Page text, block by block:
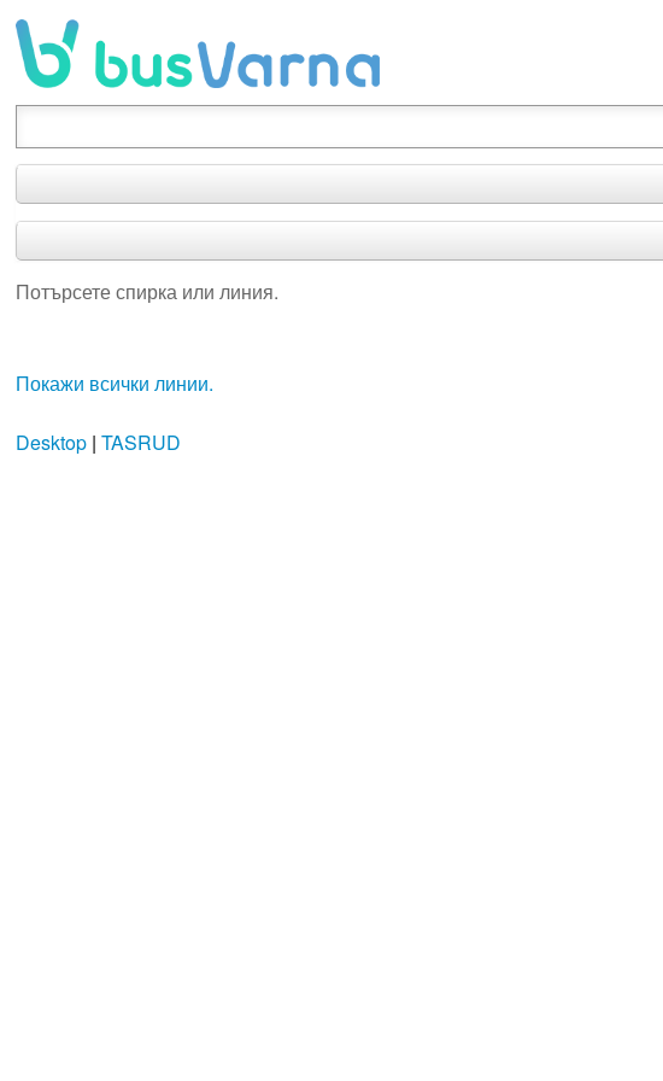
Потърсете спирка или линия.
Покажи всички линии.
Desktop| TASRUD